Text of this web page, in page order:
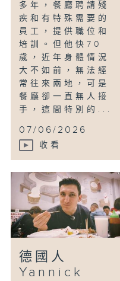
多年，餐廳聘請殘
疾和有特殊需要的
員工，提供職位和
培訓。但他快70
歲，近年身體情況
大不如前，無法經
常往來兩地，可是
餐廳卻一直無人接
手，這間特別的...
07/06/2026
收看
德國人
Yannick